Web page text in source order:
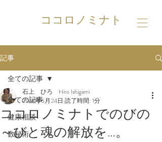
ココロノミナト
記事
全ての記事
健康相談
数秘術
全ての記事
ココロノミナトでのびの
～びと魂の解放を…。
石上 ひろ Hiro Ishigami
2018年6月24日 読了時間: 1分